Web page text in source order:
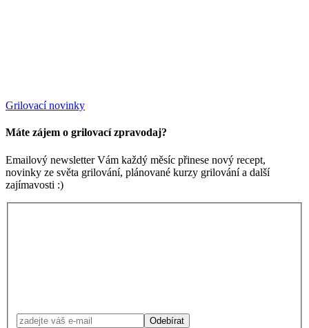
Grilovací novinky
Máte zájem o grilovací zpravodaj?
Emailový newsletter Vám každý měsíc přinese nový recept,
novinky ze světa grilování, plánované kurzy grilování a další
zajímavosti :)
Odebírat